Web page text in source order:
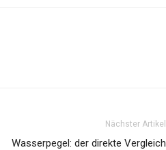
Nächster Artikel
Wasserpegel: der direkte Vergleich